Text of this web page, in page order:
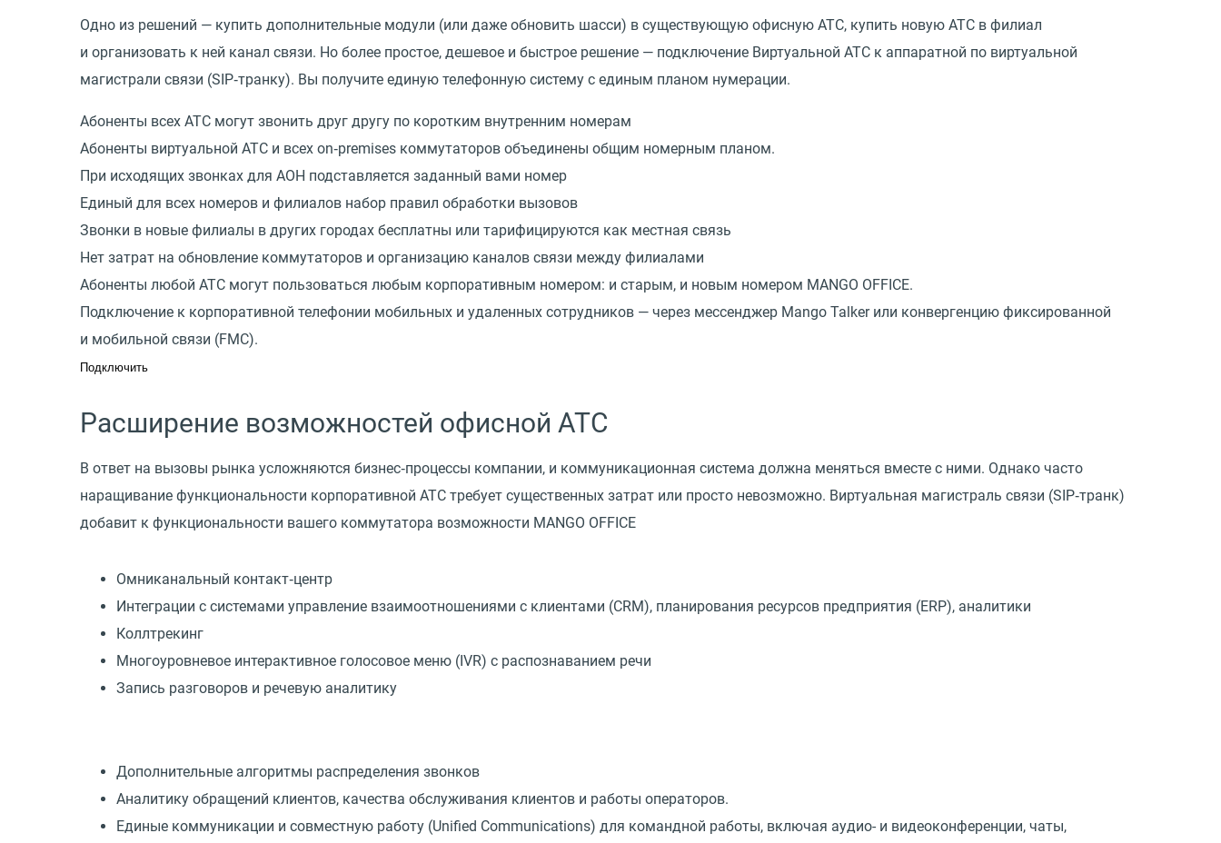
Одно из решений — купить дополнительные модули (или даже обновить шасси) в существующую офисную АТС, купить новую АТС в филиал
и организовать к ней канал связи. Но более простое, дешевое и быстрое решение — подключение Виртуальной АТС к аппаратной по виртуальной
магистрали связи (SIP‑транку). Вы получите единую телефонную систему с единым планом нумерации.
Абоненты всех АТС могут звонить друг другу по коротким внутренним номерам
Абоненты виртуальной АТС и всех on‑premises коммутаторов объединены общим номерным планом.
При исходящих звонках для АОН подставляется заданный вами номер
Единый для всех номеров и филиалов набор правил обработки вызовов
Звонки в новые филиалы в других городах бесплатны или тарифицируются как местная связь
Нет затрат на обновление коммутаторов и организацию каналов связи между филиалами
Абоненты любой АТС могут пользоваться любым корпоративным номером: и старым, и новым номером MANGO OFFICE.
Подключение к корпоративной телефонии мобильных и удаленных сотрудников — через мессенджер Mango Talker или конвергенцию фиксированной
и мобильной связи (FMC).
Подключить
Расширение возможностей офисной АТС
В ответ на вызовы рынка усложняются бизнес‑процессы компании, и коммуникационная система должна меняться вместе с ними. Однако часто
наращивание функциональности корпоративной АТС требует существенных затрат или просто невозможно. Виртуальная магистраль связи (SIP‑транк)
добавит к функциональности вашего коммутатора возможности MANGO OFFICE
Омниканальный контакт‑центр
Интеграции с системами управление взаимоотношениями с клиентами (CRM), планирования ресурсов предприятия (ERP), аналитики
Коллтрекинг
Многоуровневое интерактивное голосовое меню ( IVR) с распознаванием речи
Запись разговоров и речевую аналитику
Дополнительные алгоритмы распределения звонков
Аналитику обращений клиентов, качества обслуживания клиентов и работы операторов.
Единые коммуникации и совместную работу (Unified Communications) для командной работы, включая аудио- и видеоконференции, чаты,